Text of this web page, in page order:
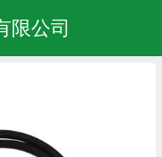
限公司